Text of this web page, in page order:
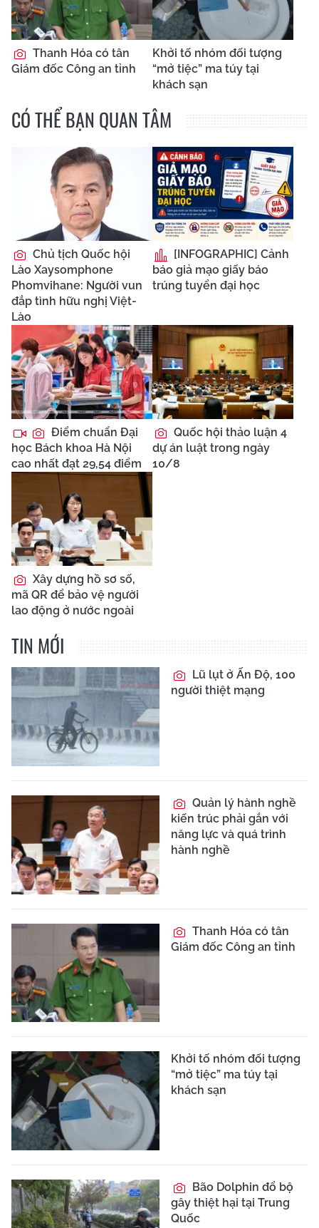
Thanh Hóa có tân
Giám đốc Công an tỉnh
Khởi tố nhóm đối tượng
“mở tiệc” ma túy tại
khách sạn
CÓ THỂ BẠN QUAN TÂM
Chủ tịch Quốc hội
Lào Xaysomphone
Phomvihane: Người vun
đắp tình hữu nghị Việt-
Lào
[INFOGRAPHIC] Cảnh
báo giả mạo giấy báo
trúng tuyển đại học
Điểm chuẩn Đại
học Bách khoa Hà Nội
cao nhất đạt 29,54 điểm
Quốc hội thảo luận 4
dự án luật trong ngày
10/8
Xây dựng hồ sơ số,
mã QR để bảo vệ người
lao động ở nước ngoài
TIN MỚI
Lũ lụt ở Ấn Độ, 100
người thiệt mạng
Quản lý hành nghề
kiến trúc phải gắn với
năng lực và quá trình
hành nghề
Thanh Hóa có tân
Giám đốc Công an tỉnh
Khởi tố nhóm đối tượng
“mở tiệc” ma túy tại
khách sạn
Bão Dolphin đổ bộ
gây thiệt hại tại Trung
Quốc